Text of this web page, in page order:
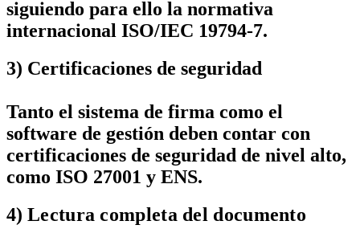
siguiendo para ello la normativa
internacional ISO/IEC 19794-7.
3) Certificaciones de seguridad
Tanto el sistema de firma como el
software de gestión deben contar con
certificaciones de seguridad de nivel alto,
como ISO 27001 y ENS.
4) Lectura completa del documento